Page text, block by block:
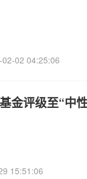
02 04:25:06
金评级至“中
15:51:06